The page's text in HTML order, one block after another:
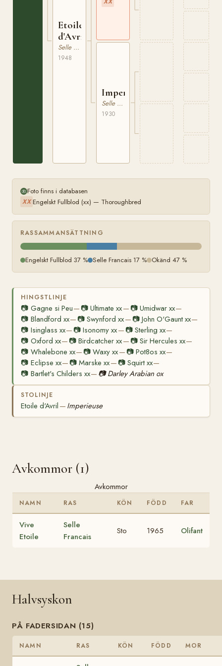
Etoile
d'Avril
Selle Francais
1948
Imperieuse
Selle Francais
1930
Foto finns i databasen
XX Engelskt Fullblod (xx) — Thoroughbred
RASSAMMANSÄTTNING
Engelskt Fullblod 37 % Selle Francais 17 % Okänd 47 %
HINGSTLINJE
📷 Gagne si Peu— 📷Ultimate xx— 📷 Umidwar xx—
📷 Blandford xx— 📷Swynford xx— 📷John O'Gaunt xx—
📷 Isinglass xx— 📷Isonomy xx— 📷 Sterling xx—
📷 Oxford xx— 📷Birdcatcher xx— 📷 Sir Hercules xx—
📷 Whalebone xx— 📷Waxy xx— 📷 Pot8os xx—
📷 Eclipse xx— 📷Marske xx— 📷 Squirt xx—
📷 Bartlet's Childers xx— 📷 Darley Arabian ox
STOLINJE
Etoile d'Avril — Imperieuse
Avkommor (1)
Avkommor
NAMN RAS KÖN FÖDD FAR
Vive
Etoile
Selle
Francais
Sto 1965 Olifant
Halvsyskon
PÅ FADERSIDAN (15)
NAMN RAS KÖN FÖDD MOR